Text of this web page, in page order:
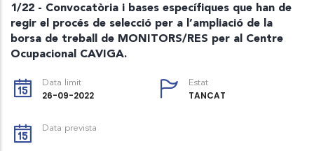
1/22 - Convocatòria i bases específiques que han de
regir el procés de selecció per a l’ampliació de la
borsa de treball de MONITORS/RES per al Centre
Ocupacional CAVIGA.
Data limit
26-09-2022
Estat
TANCAT
Data prevista